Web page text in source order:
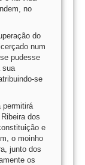
no
do
num
pudesse
sua
se
permitirá
dos
e
o moinho
junto dos
os